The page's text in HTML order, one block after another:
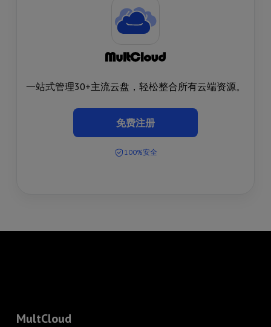
一站式管理30+主流云盘，轻松整合所有云端资源。
免费注册
100%安全
MultCloud